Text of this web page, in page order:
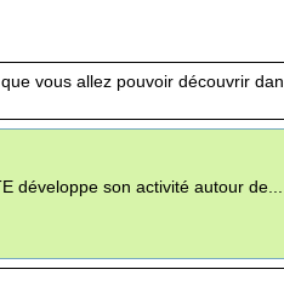
vous allez pouvoir découvrir
développe son activité autour de...